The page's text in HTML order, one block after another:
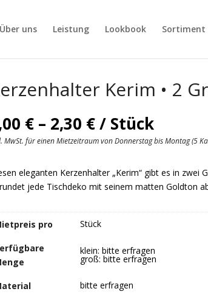
Über uns Leistung Lookbook Sortiment
Kerim • 2
€ – 2,30 €Preisspanne:
2,00 €
bis
2,30 €
/ Stück
MwSt. für einen Mietzeitraum von Donnerstag bis Montag (5
eleganten Kerzenhalter „Kerim“ gibt es in zwei
jede Tischdeko mit seinem matten Goldton
pro Stück
klein: bitte erfragen
groß: bitte erfragen
bitte erfragen